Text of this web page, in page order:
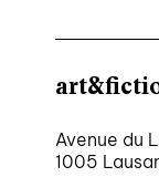
Avenue du
1005